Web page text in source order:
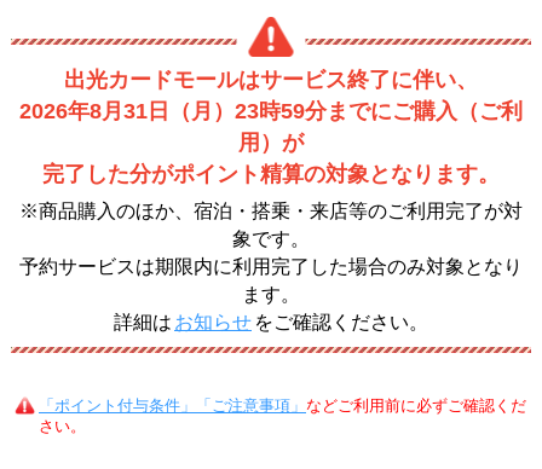
出光カードモールはサービス終了に伴い、
2026年8月31日（月）23時59分までにご購入（ご利
用）が
完了した分がポイント精算の対象となります。
※商品購入のほか、宿泊・搭乗・来店等のご利用完了が対
象です。
予約サービスは期限内に利用完了した場合のみ対象となり
ます。
詳細は お知らせ をご確認ください。
「ポイント付与条件」「ご注意事項」 などご利用前に必ずご確認くだ
さい。